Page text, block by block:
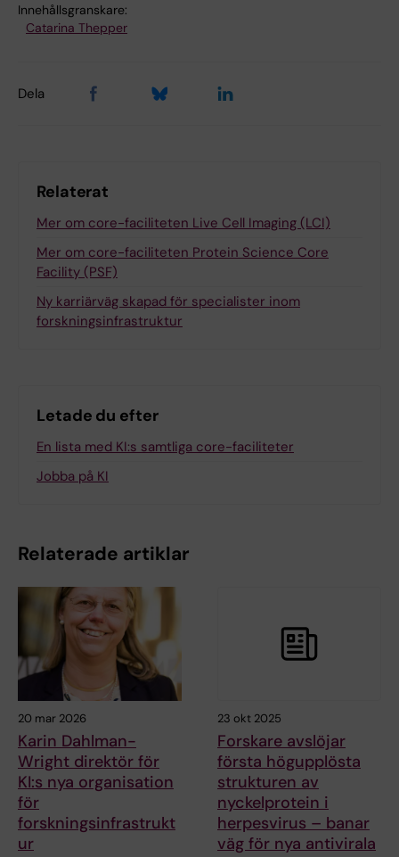
Innehållsgranskare:
Catarina Thepper
Dela
Relaterat
Mer om core-faciliteten Live Cell Imaging (LCI)
Mer om core-faciliteten Protein Science Core
Facility (PSF)
Ny karriärväg skapad för specialister inom
forskningsinfrastruktur
Letade du efter
En lista med KI:s samtliga core-faciliteter
Jobba på KI
Relaterade artiklar
20 mar 2026
Karin Dahlman-
Wright direktör för
KI:s nya organisation
för
forskningsinfrastrukt
ur
23 okt 2025
Forskare avslöjar
första högupplösta
strukturen av
nyckelprotein i
herpesvirus – banar
väg för nya antivirala